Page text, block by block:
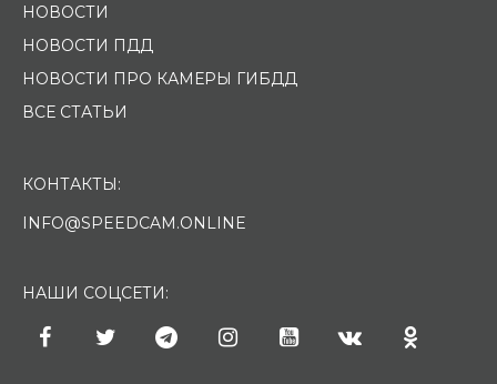
НОВОСТИ
НОВОСТИ ПДД
НОВОСТИ ПРО КАМЕРЫ ГИБДД
ВСЕ СТАТЬИ
КОНТАКТЫ:
INFO@SPEEDCAM.ONLINE
НАШИ СОЦСЕТИ: